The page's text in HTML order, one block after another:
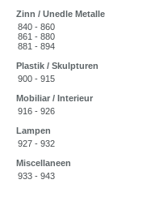
Zinn / Unedle Metalle
840 - 860
861 - 880
881 - 894
Plastik / Skulpturen
900 - 915
Mobiliar / Interieur
916 - 926
Lampen
927 - 932
Miscellaneen
933 - 943